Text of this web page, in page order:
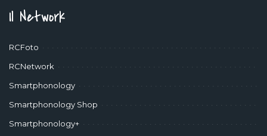
Il Network
RCFoto
RCNetwork
Smartphonology
Smartphonology Shop
Smartphonology+